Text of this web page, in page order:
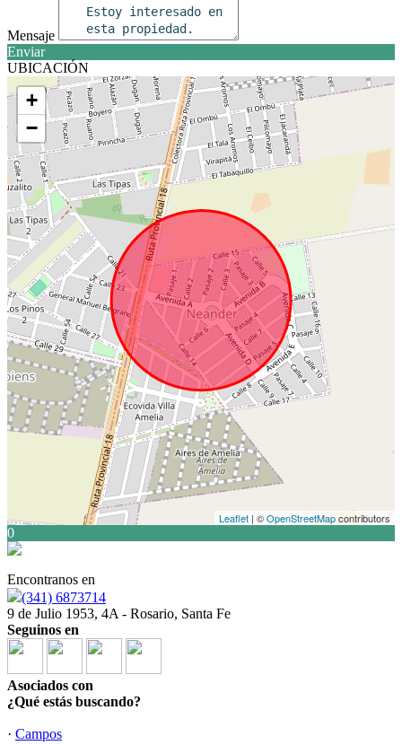
Mensaje
Enviar
UBICACIÓN
+
−
Leaflet | ©OpenStreetMapcontributors
0
Encontranos en
(341) 6873714
9 de Julio 1953, 4A - Rosario, Santa Fe
Seguinos en
Asociados con
¿Qué estás buscando?
· Campos